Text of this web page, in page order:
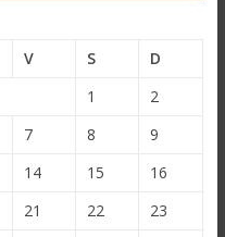
V S
D
1
2
7 8
9
14 15
16
21 22
23